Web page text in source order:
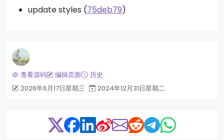
update styles (75deb79)
查看源码 编辑页面
历史
2026年6月17日星期三
2024年12月31日星期二